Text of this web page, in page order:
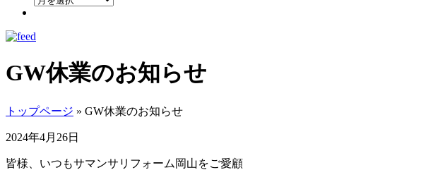
GW休業のお知らせ
トップページ » GW休業のお知らせ
2024年4月26日
皆様、いつもサマンサリフォーム岡山をご愛顧